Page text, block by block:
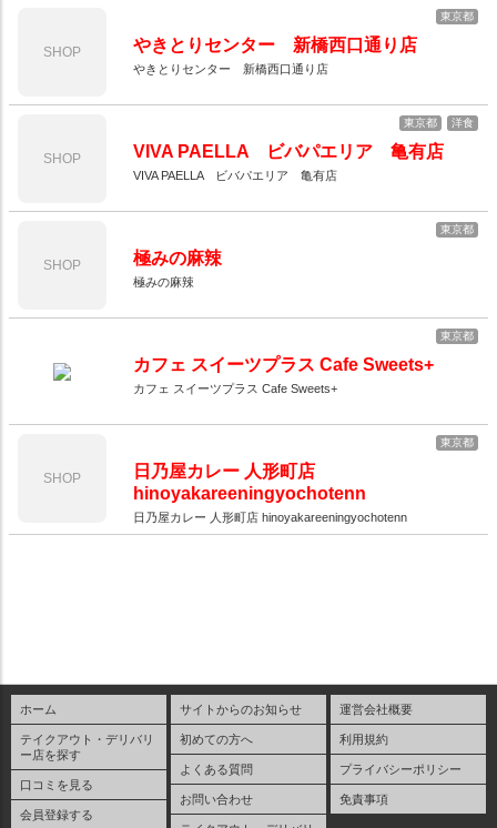
SHOP
東京都
やきとりセンター 新橋西口通り店
やきとりセンター 新橋西口通り店
SHOP
東京都 洋食
VIVA PAELLA ビバパエリア 亀有店
VIVA PAELLA ビバパエリア 亀有店
SHOP
東京都
極みの麻辣
極みの麻辣
東京都
カフェ スイーツプラス Cafe Sweets+
カフェ スイーツプラス Cafe Sweets+
SHOP
東京都
日乃屋カレー 人形町店
hinoyakareeningyochotenn
日乃屋カレー 人形町店 hinoyakareeningyochotenn
ホーム
テイクアウト・デリバリ
ー店を探す
口コミを見る
会員登録する
サイトからのお知らせ
初めての方へ
よくある質問
お問い合わせ
運営会社概要
利用規約
プライバシーポリシー
免責事項